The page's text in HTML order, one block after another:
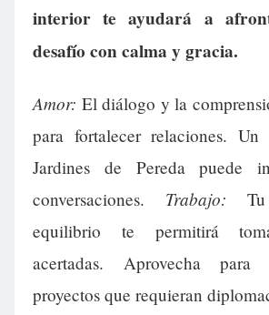
interior te ayudará a
desafío con calma y gracia.
Amor: El diálogo y la
para fortalecer relaciones.
Jardines de Pereda puede
conversaciones. Trabajo: Tu
equilibrio te permitirá
acertadas. Aprovecha para
proyectos que requieran